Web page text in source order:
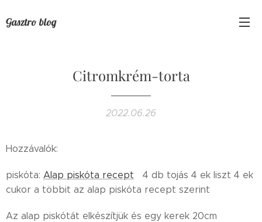
Gasztro blog
Citromkrém-torta
2022.06.26
Hozzávalók:
piskóta: Alap piskóta recept 4 db tojás 4 ek liszt 4 ek
cukor a többit az alap piskóta recept szerint
Az alap piskótát elkészítjük és egy kerek 20cm